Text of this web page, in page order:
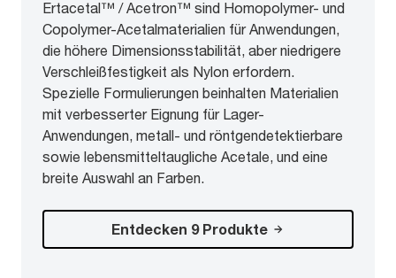
Ertacetal™ / Acetron™ sind Homopolymer- und
Copolymer-Acetalmaterialien für Anwendungen,
die höhere Dimensionsstabilität, aber niedrigere
Verschleißfestigkeit als Nylon erfordern.
Spezielle Formulierungen beinhalten Materialien
mit verbesserter Eignung für Lager-
Anwendungen, metall- und röntgendetektierbare
sowie lebensmitteltaugliche Acetale, und eine
breite Auswahl an Farben.
Entdecken 9 Produkte